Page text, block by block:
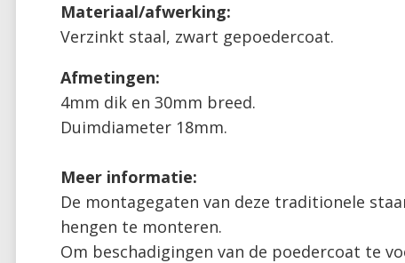
Materiaal/afwerking:
Verzinkt staal, zwart gepoedercoat.
4mm dik en 30mm breed.
Duimdiameter 18mm.
De montagegaten van deze traditionele
hengen te monteren.
Om beschadigingen van de poedercoat te